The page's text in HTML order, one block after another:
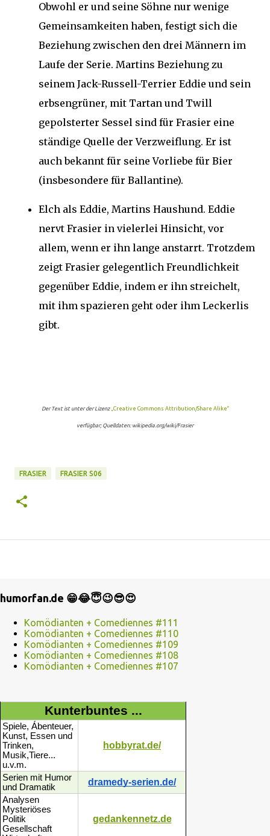
Obwohl er und seine Söhne nur wenige
Gemeinsamkeiten haben, festigt sich die
Beziehung zwischen den drei Männern im
Laufe der Serie. Martins Beziehung zu
seinem Jack-Russell-Terrier Eddie und sein
erbsengrüner, mit Tartan und Twill
gepolsterter Sessel sind für Frasier eine
ständige Quelle der Verzweiflung. Er ist
auch bekannt für seine Vorliebe für Bier
(insbesondere für Ballantine).
Elch als Eddie, Martins Haushund. Eddie
nervt Frasier in vielerlei Hinsicht, vor
allem, wenn er ihn lange anstarrt. Trotzdem
zeigt Frasier gelegentlich Freundlichkeit
gegenüber Eddie, indem er ihn streichelt,
mit ihm spazieren geht oder ihm Leckerlis
gibt.
Der Text ist unter der Lizenz „Creative Commons Attribution/Share Alike“
verfügbar; Quelldaten: wikipedia.org/wiki/Frasier
FRASIER FRASIER S06
humorfan.de 😁😂😇😉😎😍
Komödianten + Comediennes #111
Komödianten + Comediennes #110
Komödianten + Comediennes #109
Komödianten + Comediennes #108
Komödianten + Comediennes #107
Kunterbuntes ...
Spiele, Ábenteuer,
Kunst, Essen und
Trinken,
Musik,Tiere...
u.v.m.
hobbyrat.de/
Serien mit Humor
und Dramatik
dramedy-serien.de/
Analysen
Mysteriöses
Politik
Gesellschaft
gedankennetz.de